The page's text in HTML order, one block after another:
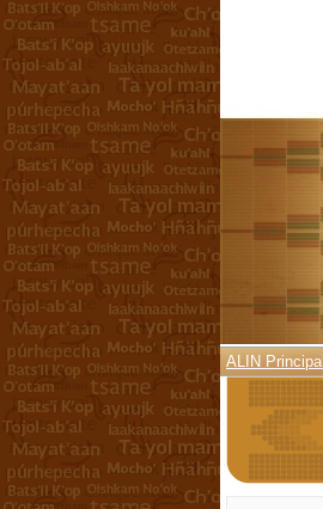
ALIN Principal